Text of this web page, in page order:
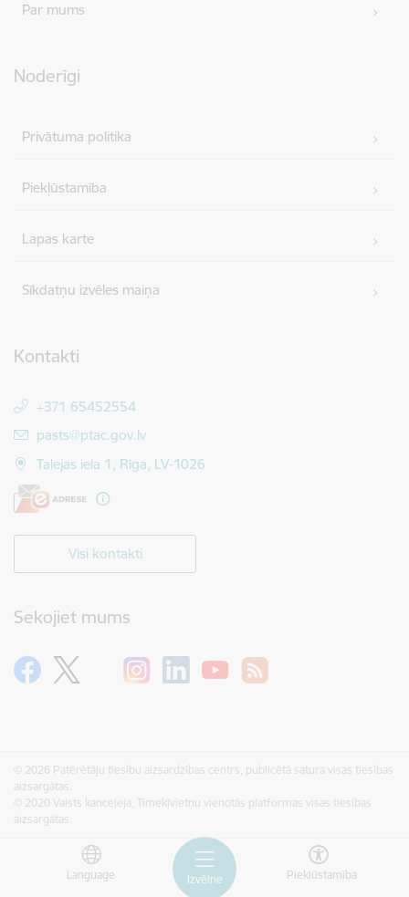
Izvēlne
Language Piekļūstamība
Par mums
Noderīgi
Privātuma politika
Piekļūstamība
Lapas karte
Sīkdatņu izvēles maiņa
Kontakti
+371 65452554
E-pasts:
pasts@ptac.gov.lv
Talejas iela 1, Rīga, LV-1026
Visi kontakti
Sekojiet mums
© 2026 Patērētāju tiesību aizsardzības centrs, publicētā satura visas tiesības
aizsargātas.
© 2020 Valsts kanceleja, Tīmekļvietņu vienotās platformas visas tiesības
aizsargātas.